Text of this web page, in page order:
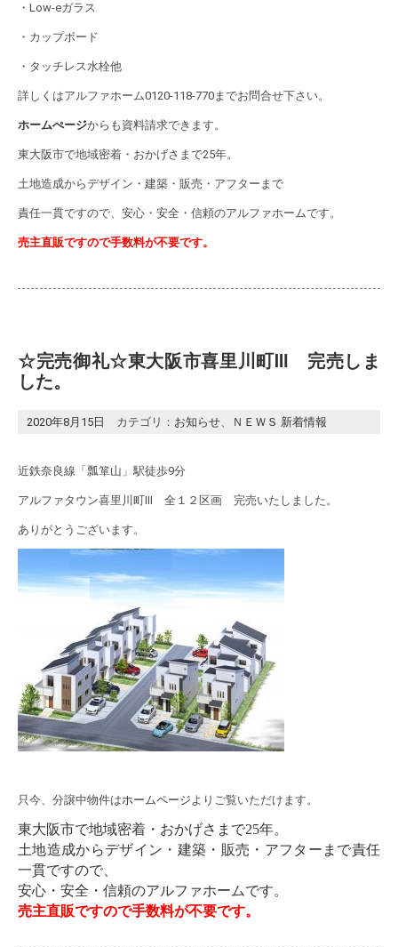
・Low-eガラス
・カップボード
・タッチレス水栓他
詳しくはアルファホーム0120-118-770までお問合せ下さい。
ホームぺージからも資料請求できます。
東大阪市で地域密着・おかげさまで25年。
土地造成からデザイン・建築・販売・アフターまで
責任一貫ですので、安心・安全・信頼のアルファホームです。
売主直販ですので手数料が不要です。
☆完売御礼☆東大阪市喜里川町Ⅲ 完売しま
した。
2020年8月15日 カテゴリ： お知らせ、 ＮＥＷＳ 新着情報
近鉄奈良線「瓢箪山」駅徒歩9分
アルファタウン喜里川町Ⅲ 全１２区画 完売いたしました。
ありがとうございます。
只今、分譲中物件はホームページよりご覧いただけます。
東大阪市で地域密着・おかげさまで25年。
土地造成からデザイン・建築・販売・アフターまで責任
一貫ですので、
安心・安全・信頼のアルファホームです。
売主直販ですので手数料が不要です。